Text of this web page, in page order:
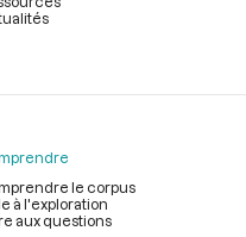
le corpus
à l'exploration
aux questions